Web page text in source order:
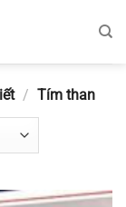
/ Tím than